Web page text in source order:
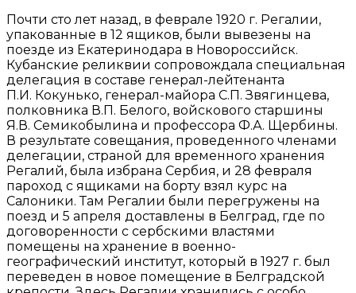
Почти сто лет назад, в феврале 1920 г. Регалии,
упакованные в 12 ящиков, были вывезены на
поезде из Екатеринодара в Новороссийск.
Кубанские реликвии сопровождала специальная
делегация в составе генерал-лейтенанта
П.И. Кокунько, генерал-майора С.П. Звягинцева,
полковника В.П. Белого, войскового старшины
Я.В. Семикобылина и профессора Ф.А. Щербины.
В результате совещания, проведенного членами
делегации, страной для временного хранения
Регалий, была избрана Сербия, и 28 февраля
пароход с ящиками на борту взял курс на
Салоники. Там Регалии были перегружены на
поезд и 5 апреля доставлены в Белград, где по
договоренности с сербскими властями
помещены на хранение в военно-
географический институт, который в 1927 г. был
переведен в новое помещение в Белградской